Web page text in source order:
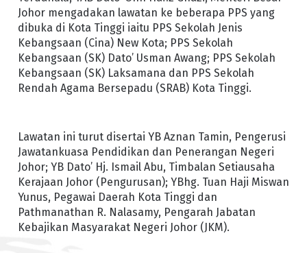
Johor mengadakan lawatan ke beberapa PPS yang
dibuka di Kota Tinggi iaitu PPS Sekolah Jenis
Kebangsaan (Cina) New Kota; PPS Sekolah
Kebangsaan (SK) Dato’ Usman Awang; PPS Sekolah
Kebangsaan (SK) Laksamana dan PPS Sekolah
Rendah Agama Bersepadu (SRAB) Kota Tinggi.
Lawatan ini turut disertai YB Aznan Tamin, Pengerusi
Jawatankuasa Pendidikan dan Penerangan Negeri
Johor; YB Dato’ Hj. Ismail Abu, Timbalan Setiausaha
Kerajaan Johor (Pengurusan); YBhg. Tuan Haji Miswan
Yunus, Pegawai Daerah Kota Tinggi dan
Pathmanathan R. Nalasamy, Pengarah Jabatan
Kebajikan Masyarakat Negeri Johor (JKM).